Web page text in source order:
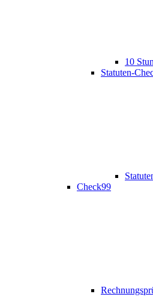
10
Statuten-
Check99